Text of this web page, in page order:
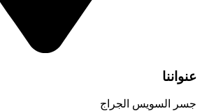
عنواننا
جسر السويس الجراج